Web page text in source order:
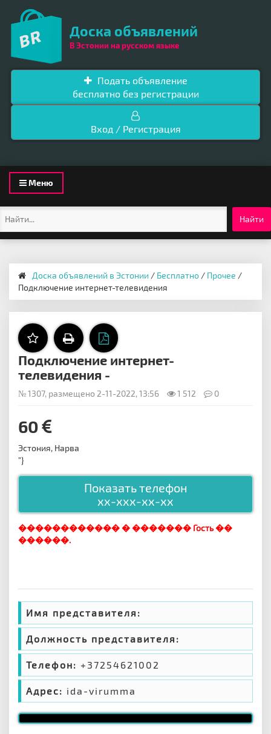
Доска объявлений
В Эстонии на русском языке
Подать объявление
бесплатно без регистрации
Вход / Регистрация
Toggle
navigation
Меню
Найти
Доска объявлений в Эстонии / Бесплатно / Прочее /
Подключение интернет-телевидения
Подключение интернет-
телевидения -
№ 1307, размещено 2-11-2022, 13:56 1 512 0
60
Эстония, Нарва
"}
Показать телефон
xx-xxx-xx-xx
������������ � ������� Гость ��
������.
Имя представителя:
Должность представителя:
Телефон: +37254621002
Адрес: ida-virumma